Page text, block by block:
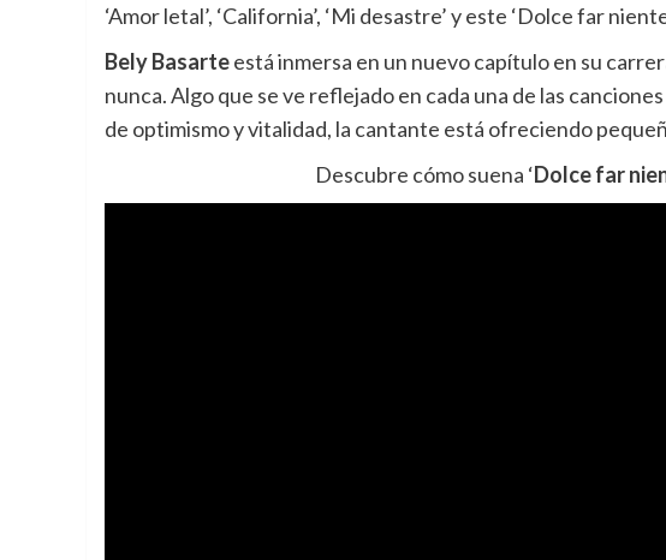
‘Amor letal’, ‘California’, ‘Mi desastre’ y este ‘Dolce far
Bely Basarteestá inmersa en un nuevo capítulo en su
nunca. Algo que se ve reflejado en cada una de las
de optimismo y vitalidad, la cantante está ofreciendo
Descubre cómo suena ‘Dolce far